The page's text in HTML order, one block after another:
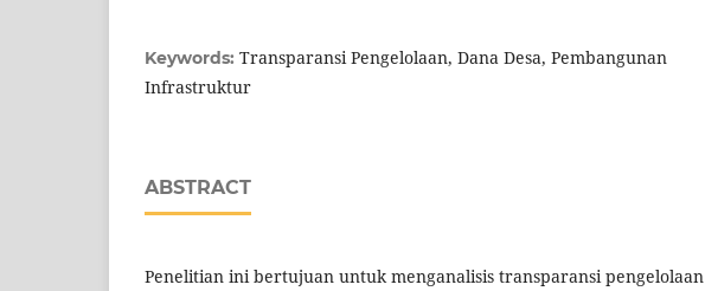
Keywords: Transparansi Pengelolaan, Dana Desa, Pembangunan
Infrastruktur
ABSTRACT
Penelitian ini bertujuan untuk menganalisis transparansi pengelolaan